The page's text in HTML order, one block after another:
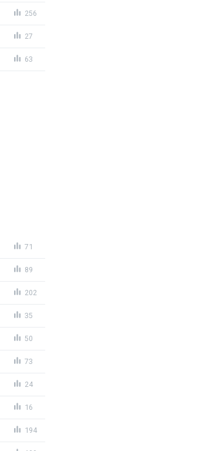
256
27
63
71
89
202
35
50
73
24
16
194